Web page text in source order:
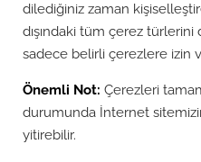
dilediğiniz zaman
dışındaki tüm çerez türlerini
sadece belirli çerezlere izin
Önemli Not: Çerezleri
durumunda İnternet
yitirebilir.